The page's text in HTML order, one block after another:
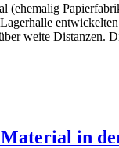
weite Distanzen.
Material in